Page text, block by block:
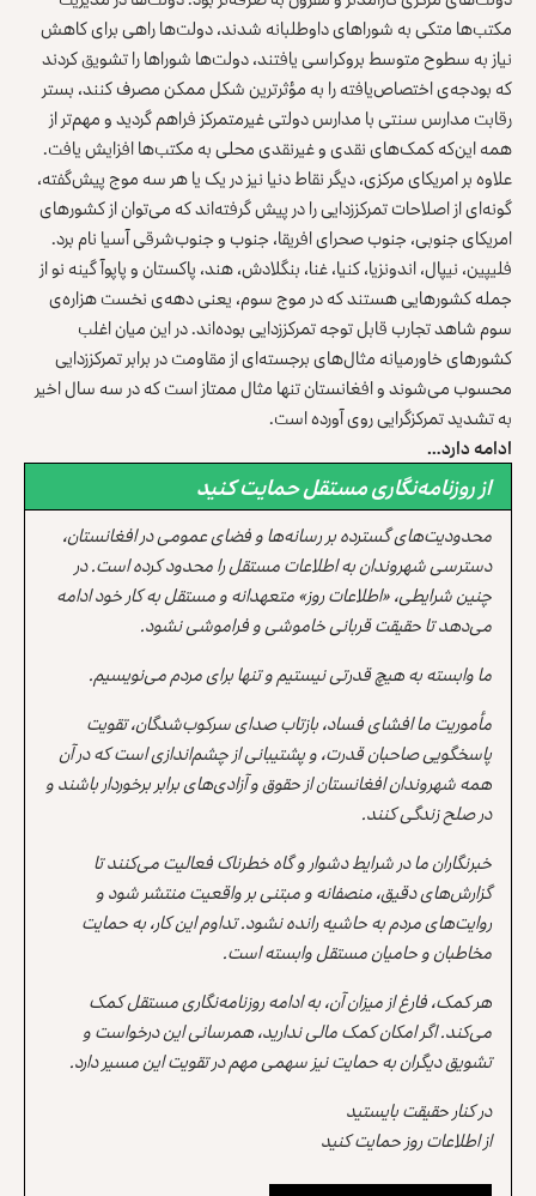
مکتب‌ها متکی به شوراهای داوطلبانه شدند، دولت‌ها راهی برای کاهش
نیاز به سطوح متوسط بروکراسی یافتند، دولت‌ها شوراها را تشویق کردند
که بودجه‌ی اختصاص‌یافته را به مؤثر‌ترین شکل ممکن مصرف کنند، بستر
رقابت مدارس سنتی با مدارس دولتی غیرمتمرکز فراهم گردید و مهم‌تر از
همه این‌که کمک‌های نقدی و غیرنقدی محلی به مکتب‌ها افزایش یافت.
علاوه بر امریکای مرکزی، دیگر نقاط دنیا نیز در یک یا هر سه موج پیش‌گفته،
گونه‌ای از اصلاحات تمرکززدایی را در پیش گرفته‌اند که می‌توان از کشورهای
امریکای جنوبی، جنوب صحرای افریقا، جنوب و جنوب‌شرقی آسیا نام برد.
فلیپین، نیپال، اندونزیا، کنیا، غنا، بنگلادش، هند، پاکستان و پاپوآ گینه نو از
جمله کشورهایی هستند که در موج سوم، یعنی دهه‌ی نخست هزاره‌ی
سوم شاهد تجارب قابل توجه تمرکززدایی بوده‌اند. در این میان اغلب
کشورهای خاورمیانه‌ مثال‌های برجسته‌ای از مقاومت در برابر تمرکززدایی
محسوب می‌شوند و افغانستان تنها مثال ممتاز است که در سه سال اخیر
به تشدید تمرکزگرایی روی آورده است.
ادامه دارد…
از روزنامه‌نگاری مستقل حمایت کنید
محدودیت‌های گسترده بر رسانه‌ها و فضای عمومی در افغانستان،
دسترسی شهروندان به اطلاعات مستقل را محدود کرده است. در
چنین شرایطی، «اطلاعات روز» متعهدانه و مستقل به کار خود ادامه
می‌دهد تا حقیقت قربانی خاموشی و فراموشی نشود.
ما وابسته به هیچ قدرتی نیستیم و تنها برای مردم می‌نویسیم.
مأموریت ما افشای فساد، بازتاب صدای سرکوب‌شدگان، تقویت
پاسخگویی صاحبان قدرت، و پشتیبانی از چشم‌اندازی است که در آن
همه شهروندان افغانستان از حقوق و آزادی‌های برابر برخوردار باشند و
در صلح زندگی کنند.
خبرنگاران ما در شرایط دشوار و گاه خطرناک فعالیت می‌کنند تا
گزارش‌های دقیق، منصفانه و مبتنی بر واقعیت منتشر شود و
روایت‌های مردم به حاشیه رانده نشود. تداوم این کار، به حمایت
مخاطبان و حامیان مستقل وابسته است.
هر کمک، فارغ از میزان آن، به ادامه روزنامه‌نگاری مستقل کمک
می‌کند. اگر امکان کمک مالی ندارید، همرسانی این درخواست و
تشویق دیگران به حمایت نیز سهمی مهم در تقویت این مسیر دارد.
در کنار حقیقت بایستید
از اطلاعات روز حمایت کنید